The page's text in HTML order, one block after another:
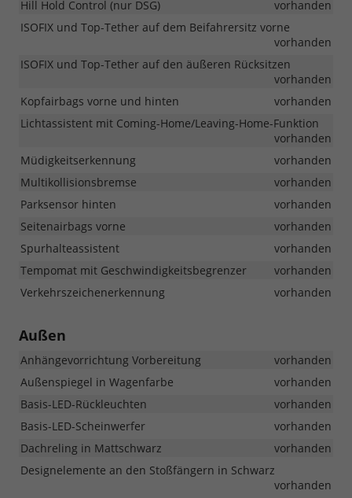
Hill Hold Control (nur DSG)
vorhanden
ISOFIX und Top-Tether auf dem Beifahrersitz vorne
vorhanden
ISOFIX und Top-Tether auf den äußeren Rücksitzen
vorhanden
Kopfairbags vorne und hinten
vorhanden
Lichtassistent mit Coming-Home/Leaving-Home-Funktion
vorhanden
Müdigkeitserkennung
vorhanden
Multikollisionsbremse
vorhanden
Parksensor hinten
vorhanden
Seitenairbags vorne
vorhanden
Spurhalteassistent
vorhanden
Tempomat mit Geschwindigkeitsbegrenzer
vorhanden
Verkehrszeichenerkennung
vorhanden
Außen
Anhängevorrichtung Vorbereitung
vorhanden
Außenspiegel in Wagenfarbe
vorhanden
Basis-LED-Rückleuchten
vorhanden
Basis-LED-Scheinwerfer
vorhanden
Dachreling in Mattschwarz
vorhanden
Designelemente an den Stoßfängern in Schwarz
vorhanden